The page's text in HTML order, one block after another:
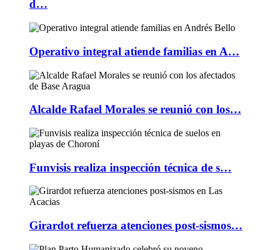
d…
Operativo integral atiende familias en A…
Alcalde Rafael Morales se reunió con los…
Funvisis realiza inspección técnica de s…
Girardot refuerza atenciones post-sismos…